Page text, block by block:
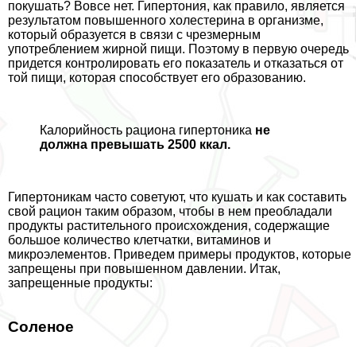
покушать? Вовсе нет. Гипертония, как правило, является
результатом повышенного холестерина в организме,
который образуется в связи с чрезмерным
употрeблением жирной пищи. Поэтому в первую очередь
придется контролировать его показатель и отказаться от
той пищи, которая способствует его образованию.
Калорийность рациона гипертоника не
должна превышать 2500 ккал.
Гипертоникам часто советуют, что кушать и как составить
свой рацион таким образом, чтобы в нем преобладали
продукты растительного происхождения, содержащие
большое количество клетчатки, витаминов и
микроэлементов. Приведем примеры продуктов, которые
запрещены при повышенном давлении. Итак,
запрещенные продукты:
Соленое